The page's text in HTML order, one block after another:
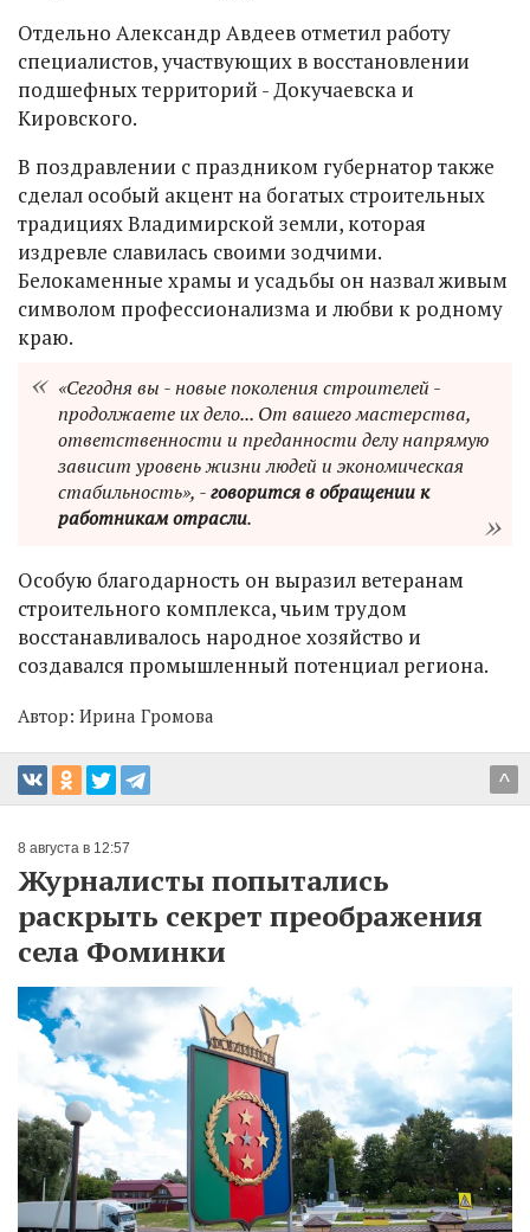
Отдельно Александр Авдеев отметил работу
специалистов, участвующих в восстановлении
подшефных территорий - Докучаевска и
Кировского.
В поздравлении с праздником губернатор также
сделал особый акцент на богатых строительных
традициях Владимирской земли, которая
издревле славилась своими зодчими.
Белокаменные храмы и усадьбы он назвал живым
символом профессионализма и любви к родному
краю.
«Сегодня вы - новые поколения строителей -
продолжаете их дело... От вашего мастерства,
ответственности и преданности делу напрямую
зависит уровень жизни людей и экономическая
стабильность», -говорится в обращении к
работникам отрасли.
Особую благодарность он выразил ветеранам
строительного комплекса, чьим трудом
восстанавливалось народное хозяйство и
создавался промышленный потенциал региона.
Автор: Ирина Громова
^
8 августа в 12:57
Журналисты попытались
раскрыть секрет преображения
села Фоминки